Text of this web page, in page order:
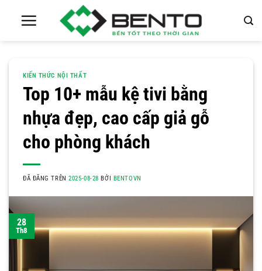
KIẾN THỨC NỘI THẤT
Top 10+ mẫu kệ tivi bằng
nhựa đẹp, cao cấp giả gỗ
cho phòng khách
ĐÃ ĐĂNG TRÊN2025-08-28 BỞI BENTOVN
28
Th8